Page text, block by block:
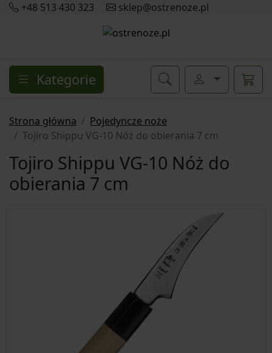
+48 513 430 323 sklep@ostrenoze.pl
Kategorie
Strona główna
Pojedyncze noże
Tojiro Shippu VG-10 Nóż do obierania 7 cm
Tojiro Shippu VG-10 Nóż do
obierania 7 cm